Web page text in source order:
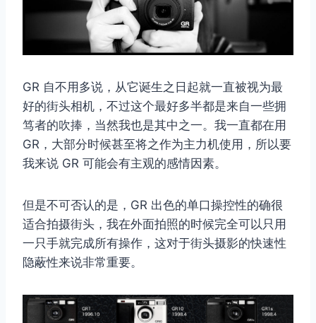
GR 自不用多说，从它诞生之日起就一直被视为最
好的街头相机，不过这个最好多半都是来自一些拥
笃者的吹捧，当然我也是其中之一。我一直都在用
GR，大部分时候甚至将之作为主力机使用，所以要
我来说 GR 可能会有主观的感情因素。
但是不可否认的是，GR 出色的单口操控性的确很
适合拍摄街头，我在外面拍照的时候完全可以只用
一只手就完成所有操作，这对于街头摄影的快速性
隐蔽性来说非常重要。